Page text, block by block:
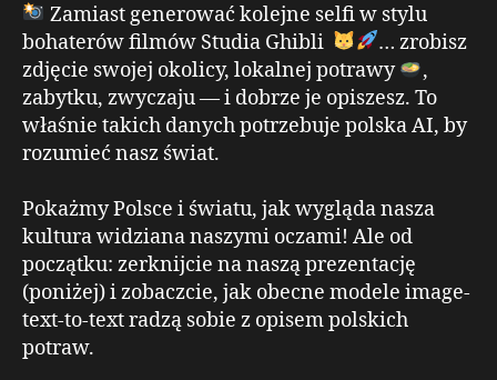
Zamiast generować kolejne selfi w stylu
bohaterów filmów Studia Ghibli
… zrobisz
zdjęcie swojej okolicy, lokalnej potrawy
,
zabytku, zwyczaju — i dobrze je opiszesz. To
właśnie takich danych potrzebuje polska AI, by
rozumieć nasz świat.
Pokażmy Polsce i światu, jak wygląda nasza
kultura widziana naszymi oczami! Ale od
początku: zerknijcie na naszą prezentację
(poniżej) i zobaczcie, jak obecne modele image-
text-to-text radzą sobie z opisem polskich
potraw.